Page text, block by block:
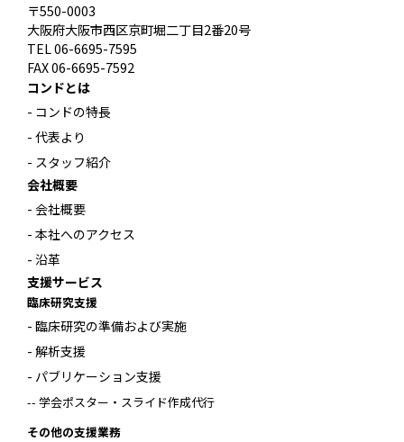
〒550-0003
大阪府大阪市西区京町堀二丁目2番20号
TEL 06-6695-7595
FAX 06-6695-7592
コンドとは
- コンドの特長
- 代表より
- スタッフ紹介
会社概要
- 会社概要
- 本社へのアクセス
- 沿革
支援サービス
臨床研究支援
- 臨床研究の準備および実施
- 解析支援
- パブリケーション支援
-- 学会ポスター・スライド作成代行
その他の支援業務